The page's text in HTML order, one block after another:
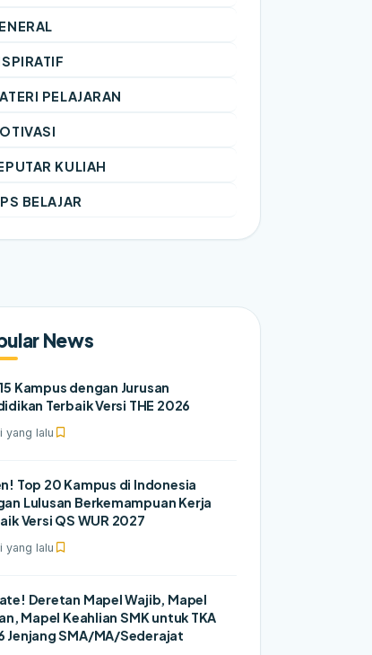
PELAJARAN
KULIAH
BELAJAR
News
Kampus dengan Jurusan
Terbaik Versi THE 2026
yang lalu
Top 20 Kampus di Indonesia
Lulusan Berkemampuan Kerja
Versi QS WUR 2027
yang lalu
Deretan Mapel Wajib, Mapel
Mapel Keahlian SMK untuk TKA
Jenjang SMA/MA/Sederajat